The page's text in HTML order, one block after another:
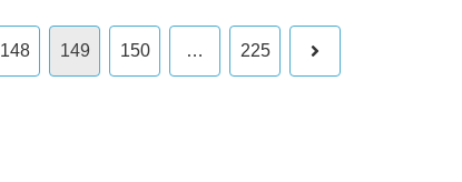
148 149 150 … 225 次